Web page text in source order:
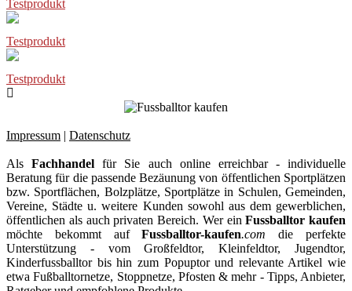
Testprodukt
Testprodukt
Testprodukt
Impressum | Datenschutz
AlsFachhandel für Sie auch online erreichbar - individuelle
Beratung für die passende Bezäunung von öffentlichen Sportplätzen
bzw. Sportflächen, Bolzplätze, Sportplätze in Schulen, Gemeinden,
Vereine, Städte u. weitere Kunden sowohl aus dem gewerblichen,
öffentlichen als auch privaten Bereich. Wer einFussballtor kaufen
möchte bekommt aufFussballtor-kaufen.com die perfekte
Unterstützung - vom Großfeldtor, Kleinfeldtor, Jugendtor,
Kinderfussballtor bis hin zum Popuptor und relevante Artikel wie
etwa Fußballtornetze, Stoppnetze, Pfosten & mehr - Tipps, Anbieter,